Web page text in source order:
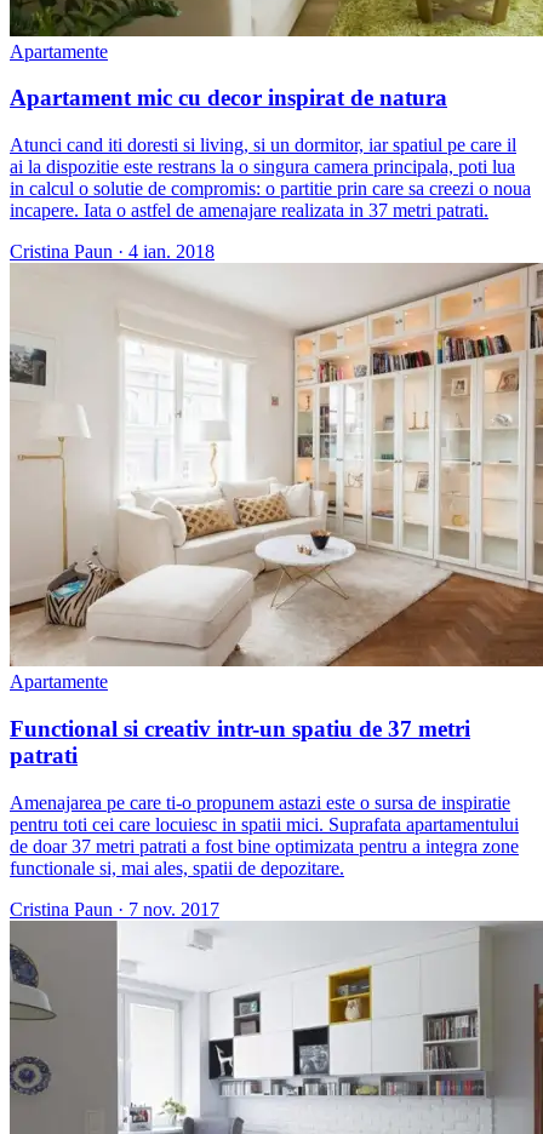
Apartamente
Apartament mic cu decor inspirat de natura
Atunci cand iti doresti si living, si un dormitor, iar spatiul pe care il
ai la dispozitie este restrans la o singura camera principala, poti lua
in calcul o solutie de compromis: o partitie prin care sa creezi o noua
incapere. Iata o astfel de amenajare realizata in 37 metri patrati.
Cristina Paun · 4 ian. 2018
Apartamente
Functional si creativ intr-un spatiu de 37 metri
patrati
Amenajarea pe care ti-o propunem astazi este o sursa de inspiratie
pentru toti cei care locuiesc in spatii mici. Suprafata apartamentului
de doar 37 metri patrati a fost bine optimizata pentru a integra zone
functionale si, mai ales, spatii de depozitare.
Cristina Paun · 7 nov. 2017